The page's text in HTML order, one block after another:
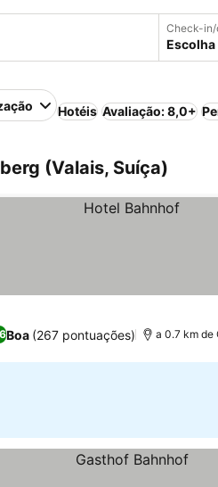
Check-
Escolha
Hotéis Avaliação: 8,0+
(Valais, Suíça)
Boa (267 pontuações) a 0.7 km de